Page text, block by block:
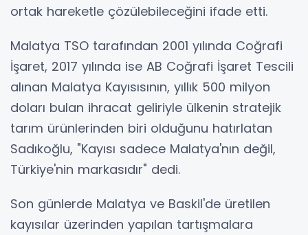
ortak hareketle çözülebileceğini ifade etti.
Malatya TSO tarafından 2001 yılında Coğrafi
İşaret, 2017 yılında ise AB Coğrafi İşaret Tescili
alınan Malatya Kayısısının, yıllık 500 milyon
doları bulan ihracat geliriyle ülkenin stratejik
tarım ürünlerinden biri olduğunu hatırlatan
Sadıkoğlu, "Kayısı sadece Malatya'nın değil,
Türkiye'nin markasıdır" dedi.
Son günlerde Malatya ve Baskil'de üretilen
kayısılar üzerinden yapılan tartışmalara